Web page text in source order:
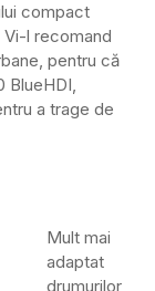
compact
l recomand
pentru că
BlueHDI,
a trage de
Mult mai
adaptat
drumurilor